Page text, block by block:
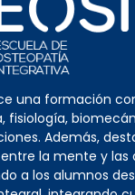
una formación
fisiología,
Además,
la mente y las
a los alumnos